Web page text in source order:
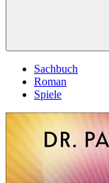
Sachbuch
Roman
Spiele